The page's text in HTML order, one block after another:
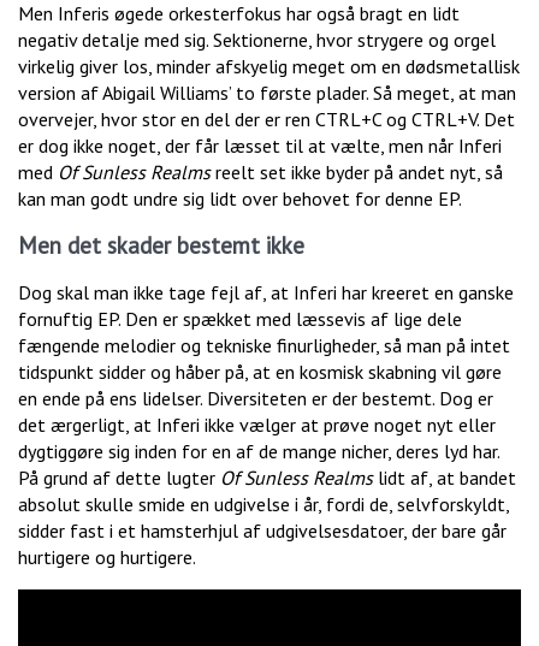
Men Inferis øgede orkesterfokus har også bragt en lidt
negativ detalje med sig. Sektionerne, hvor strygere og orgel
virkelig giver los, minder afskyelig meget om en dødsmetallisk
version af Abigail Williams’ to første plader. Så meget, at man
overvejer, hvor stor en del der er ren CTRL+C og CTRL+V. Det
er dog ikke noget, der får læsset til at vælte, men når Inferi
med Of Sunless Realmsreelt set ikke byder på andet nyt, så
kan man godt undre sig lidt over behovet for denne EP.
Men det skader bestemt ikke
Dog skal man ikke tage fejl af, at Inferi har kreeret en ganske
fornuftig EP. Den er spækket med læssevis af lige dele
fængende melodier og tekniske finurligheder, så man på intet
tidspunkt sidder og håber på, at en kosmisk skabning vil gøre
en ende på ens lidelser. Diversiteten er der bestemt. Dog er
det ærgerligt, at Inferi ikke vælger at prøve noget nyt eller
dygtiggøre sig inden for en af de mange nicher, deres lyd har.
På grund af dette lugter Of Sunless Realms lidt af, at bandet
absolut skulle smide en udgivelse i år, fordi de, selvforskyldt,
sidder fast i et hamsterhjul af udgivelsesdatoer, der bare går
hurtigere og hurtigere.